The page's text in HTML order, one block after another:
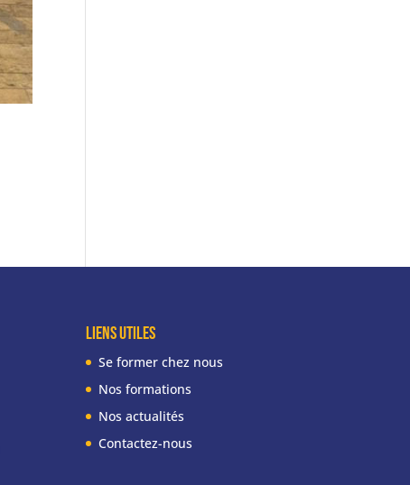
liens utiles
Se former chez nous
Nos formations
Nos actualités
Contactez-nous